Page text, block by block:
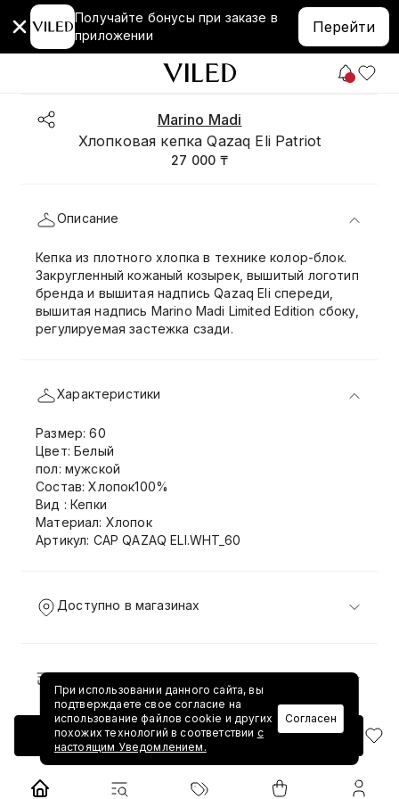
Получайте бонусы при заказе в
приложении
Перейти
Marino Madi
Хлопковая кепка Qazaq Eli Patriot
27 000 ₸
Добавить в корзину
Описание
Кепка из плотного хлопка в технике колор-блок.
Закругленный кожаный козырек, вышитый логотип
бренда и вышитая надпись Qazaq Eli спереди,
вышитая надпись Marino Madi Limited Edition сбоку,
регулируемая застежка сзади.
Характеристики
Размер: 60
Цвет: Белый
пол: мужской
Состав: Хлопок100%
Вид : Кепки
Материал: Хлопок
Артикул: CAP QAZAQ ELI.WHT_60
Доступно в магазинах
Доставка и возврат
При использовании данного сайта, вы
подтверждаете свое согласие на
использование файлов cookie и других
похожих технологий в соответствии с
настоящим Уведомлением.
Согласен